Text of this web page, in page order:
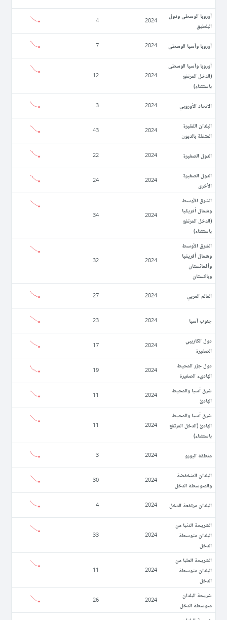
أوروبا الوسطى ودول
البلطيق
2024
4
أوروبا وآسيا الوسطى 2024
7
أوروبا وآسيا الوسطى
(الدخل المرتفع
باستثناء)
2024
12
الاتحاد الأوروبي 2024
3
البلدان الفقيرة
المثقلة بالديون
2024
43
الدول الصغيرة 2024
22
الدول الصغيرة
الأخرى
2024
24
الشرق الأوسط
وشمال أفريقيا
(الدخل المرتفع
باستثناء)
2024
34
الشرق الأوسط
وشمال أفريقيا
وأفغانستان
وباكستان
2024
32
العالم العربي 2024
27
جنوب آسيا 2024
23
دول الكاريبي
الصغيرة
2024
17
دول جزر المحيط
الهاديء الصغيرة
2024
19
شرق آسيا والمحيط
الهادئ
2024
11
شرق آسيا والمحيط
الهادئ (الدخل المرتفع
باستثناء)
2024
11
منطقة اليورو 2024
3
البلدان المنخفضة
والمتوسطة الدخل
2024
30
البلدان مرتفعة الدخل 2024
4
الشريحة الدنيا من
البلدان متوسطة
الدخل
2024
33
الشريحة العليا من
البلدان متوسطة
الدخل
2024
11
شريحة البلدان
متوسطة الدخل
2024
26